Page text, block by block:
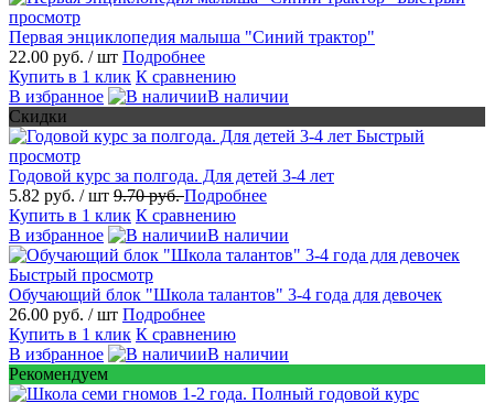
просмотр
Первая энциклопедия малыша "Синий трактор"
22.00 руб. / шт Подробнее
Купить в 1 клик К сравнению
В избранное
В наличии
Скидки
Быстрый
просмотр
Годовой курс за полгода. Для детей 3-4 лет
5.82 руб. / шт 9.70 руб.Подробнее
Купить в 1 клик К сравнению
В избранное
В наличии
Быстрый просмотр
Обучающий блок "Школа талантов" 3-4 года для девочек
26.00 руб. / шт Подробнее
Купить в 1 клик К сравнению
В избранное
В наличии
Рекомендуем